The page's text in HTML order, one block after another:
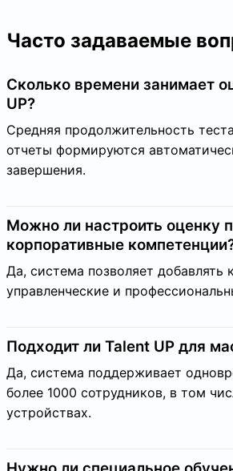
Часто задаваемые
Сколько времени занимает
UP?
Средняя продолжительность
отчеты формируются
завершения.
Можно ли настроить оценку
корпоративные
Да, система позволяет добавлять
управленческие и
Подходит ли Talent UP для
Да, система поддерживает
более 1000 сотрудников, в том
устройствах.